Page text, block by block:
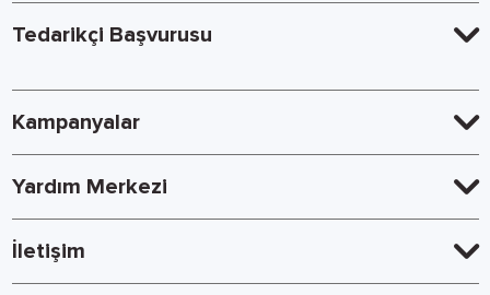
Tedarikçi Başvurusu
Kampanyalar
Yardım Merkezi
İletişim